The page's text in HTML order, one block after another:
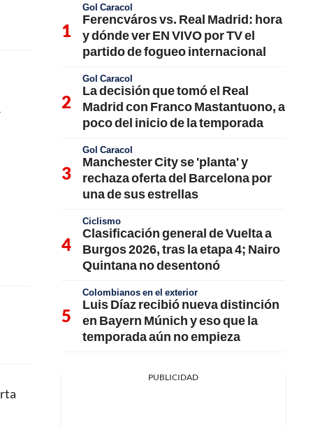
Gol Caracol
Ferencváros vs. Real Madrid: hora
y dónde ver EN VIVO por TV el
partido de fogueo internacional
Gol Caracol
La decisión que tomó el Real
Madrid con Franco Mastantuono, a
poco del inicio de la temporada
Gol Caracol
Manchester City se 'planta' y
rechaza oferta del Barcelona por
una de sus estrellas
Ciclismo
Clasificación general de Vuelta a
Burgos 2026, tras la etapa 4; Nairo
Quintana no desentonó
Colombianos en el exterior
Luis Díaz recibió nueva distinción
en Bayern Múnich y eso que la
temporada aún no empieza
PUBLICIDAD